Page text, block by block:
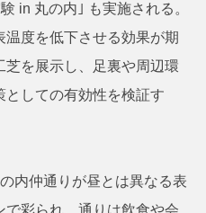
in 丸の内｣ も実施される。
度を低下させる効果が期
を展示し、足裏や周辺環
しての有効性を検証す
内仲通りが昼とは異なる表